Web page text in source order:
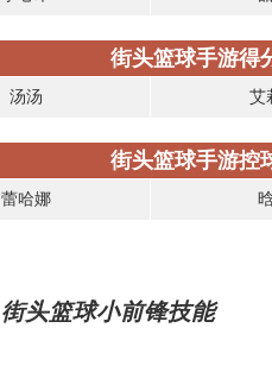
街头篮球手游得
汤汤 艾
街头篮球手游控
蕾哈娜
街头篮球小前锋技能